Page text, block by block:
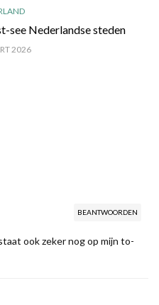
see Nederlandse steden
2026
BEANTWOORDEN
ook zeker nog op mijn to-